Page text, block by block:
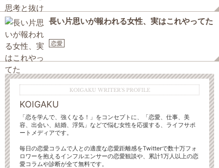
長い片思いが報われる女性、実はこれやってた
恋愛
KOIGAKU WRITER'S PROFILE
KOIGAKU
「恋を学んで、強くなる！」をコンセプトに、「恋愛、仕事、美
容、出会い、結婚、浮気」などで悩む女性を応援する、ライフサポ
ートメディアです。
毎日の恋愛コラムで人との適度な恋愛距離感をTwitterで数十万フォ
ロワーを抱えるインフルエンサーの恋愛観談や、累計1万人以上の恋
愛コラムや診断が全て無料です。